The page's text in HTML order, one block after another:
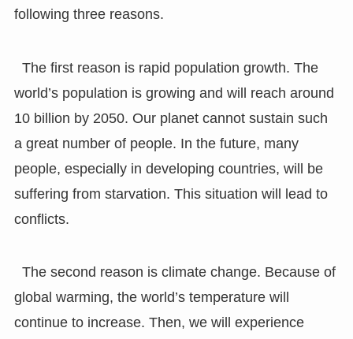
following three reasons.
The first reason is rapid population growth. The
world’s population is growing and will reach around
10 billion by 2050. Our planet cannot sustain such
a great number of people. In the future, many
people, especially in developing countries, will be
suffering from starvation. This situation will lead to
conflicts.
The second reason is climate change. Because of
global warming, the world’s temperature will
continue to increase. Then, we will experience